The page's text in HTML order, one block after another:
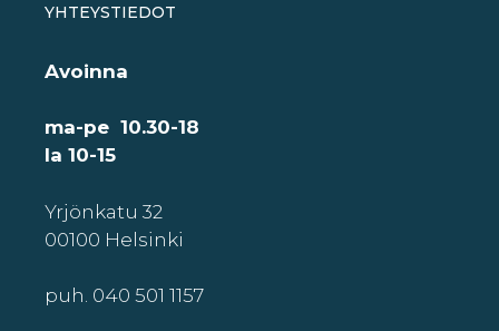
YHTEYSTIEDOT
Avoinna
ma-pe 10.30-18
la 10-15
Yrjönkatu 32
00100 Helsinki
puh. 040 501 1157